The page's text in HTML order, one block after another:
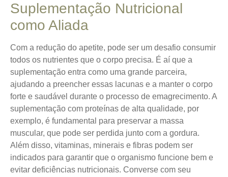
Suplementação Nutricional
como Aliada
Com a redução do apetite, pode ser um desafio consumir
todos os nutrientes que o corpo precisa. É aí que a
suplementação entra como uma grande parceira,
ajudando a preencher essas lacunas e a manter o corpo
forte e saudável durante o processo de emagrecimento. A
suplementação com proteínas de alta qualidade, por
exemplo, é fundamental para preservar a massa
muscular, que pode ser perdida junto com a gordura.
Além disso, vitaminas, minerais e fibras podem ser
indicados para garantir que o organismo funcione bem e
evitar deficiências nutricionais. Converse com seu